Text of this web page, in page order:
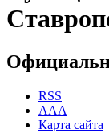
RSS
AAA
Карта сайта